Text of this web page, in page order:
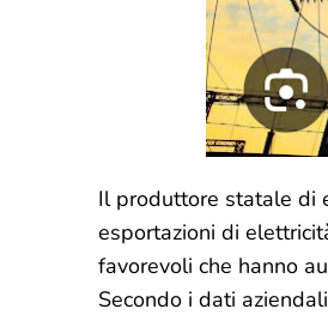
Il produttore statale di
esportazioni di
favorevoli che hanno
Secondo i dati